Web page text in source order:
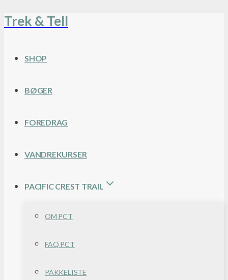
Fortsæt
Trek & Tell
SHOP
BØGER
FOREDRAG
VANDREKURSER
PACIFIC CREST TRAIL
OM PCT
FAQ PCT
PAKKELISTE